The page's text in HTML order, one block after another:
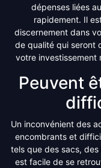
dépenses liées
rapidement. Il
discernement dans
de qualité qui seront
votre investissement
Peuvent
Un inconvénient des
encombrants et
tels que des sacs,
est facile de se